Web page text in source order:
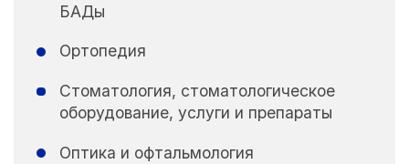
БАДы
Ортопедия
Стоматология, стоматологическое
оборудование, услуги и препараты
Оптика и офтальмология